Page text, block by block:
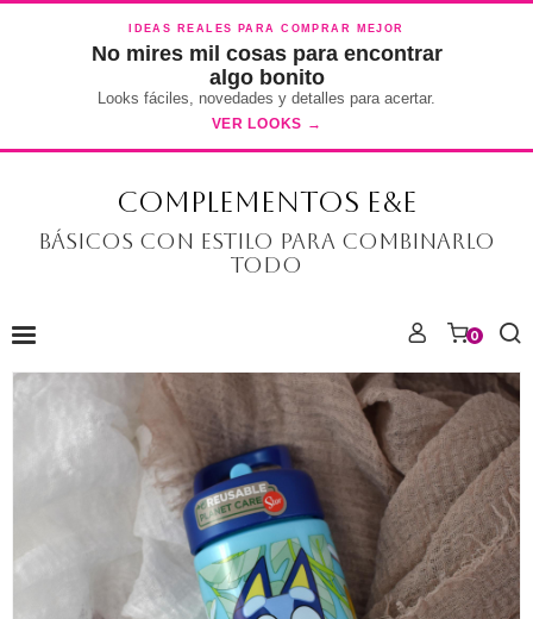
IDEAS REALES PARA COMPRAR MEJOR
No mires mil cosas para encontrar
algo bonito
Looks fáciles, novedades y detalles para acertar.
VER LOOKS →
COMPLEMENTOS E&E
Básicos con estilo para combinarlo
todo
0